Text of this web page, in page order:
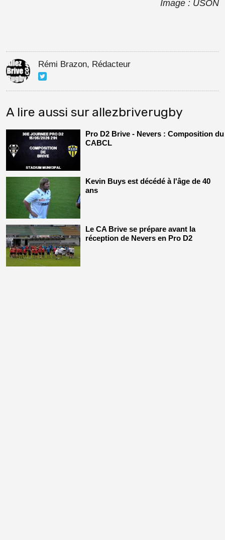
Image : USON
Rémi Brazon, Rédacteur
A lire aussi sur allezbriverugby
Pro D2 Brive - Nevers : Composition du
CABCL
Kevin Buys est décédé à l'âge de 40
ans
Le CA Brive se prépare avant la
réception de Nevers en Pro D2